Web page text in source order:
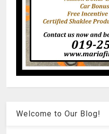
Welcome to Our Blog!